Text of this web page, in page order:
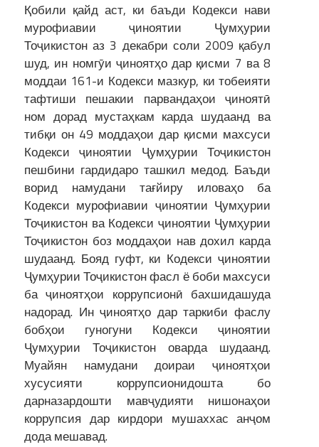
Қобили қайд аст, ки баъди Кодекси нави
мурофиавии ҷиноятии Ҷумҳурии
Тоҷикистон аз 3 декабри соли 2009 қабул
шуд, ин номгӯи ҷиноятҳо дар қисми 7 ва 8
моддаи 161-и Кодекси мазкур, ки тобеияти
тафтиши пешакии парвандаҳои ҷиноятӣ
ном дорад мустаҳкам карда шудаанд ва
тибқи он 49 моддаҳои дар қисми махсуси
Кодекси ҷиноятии Ҷумҳурии Тоҷикистон
пешбини гардидаро ташкил медод. Баъди
ворид намудани тағйиру иловаҳо ба
Кодекси мурофиавии ҷиноятии Ҷумҳурии
Тоҷикистон ва Кодекси ҷиноятии Ҷумҳурии
Тоҷикистон боз моддаҳои нав дохил карда
шудаанд. Бояд гуфт, ки Кодекси ҷиноятии
Ҷумҳурии Тоҷикистон фасл ё боби махсуси
ба ҷиноятҳои коррупсионӣ бахшидашуда
надорад. Ин ҷиноятҳо дар таркиби фаслу
бобҳои гуногуни Кодекси ҷиноятии
Ҷумҳурии Тоҷикистон оварда шудаанд.
Муайян намудани доираи ҷиноятҳои
хусусияти коррупсионидошта бо
дарназардошти мавҷудияти нишонаҳои
коррупсия дар кирдори мушаххас анҷом
дода мешавад.